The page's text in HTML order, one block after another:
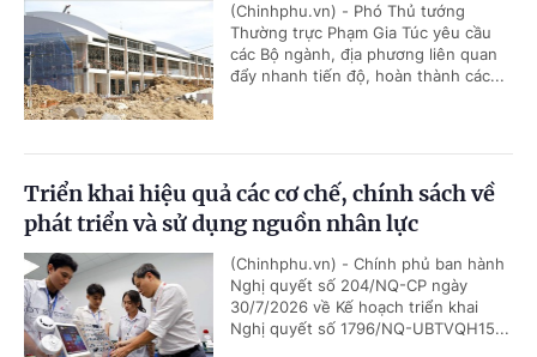
(Chinhphu.vn) - Phó Thủ tướng
Thường trực Phạm Gia Túc yêu cầu
các Bộ ngành, địa phương liên quan
đẩy nhanh tiến độ, hoàn thành các...
Triển khai hiệu quả các cơ chế, chính sách về
phát triển và sử dụng nguồn nhân lực
(Chinhphu.vn) - Chính phủ ban hành
Nghị quyết số 204/NQ-CP ngày
30/7/2026 về Kế hoạch triển khai
Nghị quyết số 1796/NQ-UBTVQH15...